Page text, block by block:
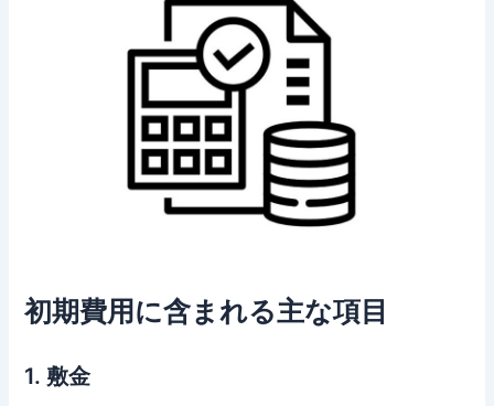
初期費用に含まれる主な項目
1. 敷金